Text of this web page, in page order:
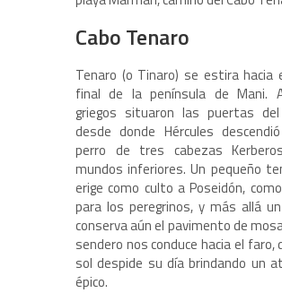
Cabo Tenaro
Tenaro (o Tinaro) se estira hacia
final de la península de Mani.
griegos situaron las puertas del
desde donde Hércules
perro de tres cabezas
mundos inferiores. Un pequeño
erige como culto a Poseidón,
para los peregrinos, y más allá
conserva aún el pavimento de
sendero nos conduce hacia el faro,
sol despide su día brindando un
épico.